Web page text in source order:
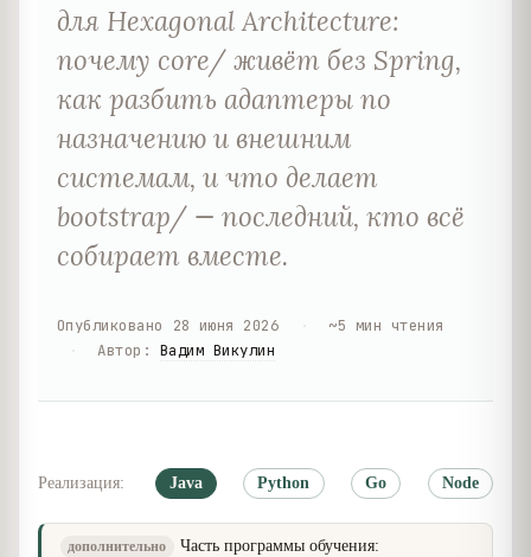
для Hexagonal Architecture:
почему core/ живёт без Spring,
как разбить адаптеры по
назначению и внешним
системам, и что делает
bootstrap/ — последний, кто всё
собирает вместе.
Опубликовано 28 июня 2026 ~5 мин чтения
Автор : Вадим Викулин
Реализация: Java Python Go Node
дополнительно
Часть программы обучения: